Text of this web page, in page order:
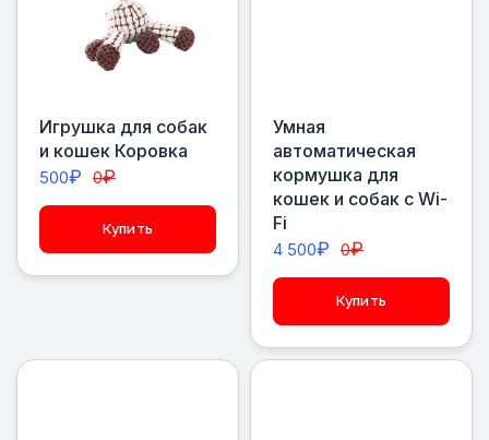
Игрушка для собак
и кошек Коровка
500₽ 0₽
Купить
Умная
автоматическая
кормушка для
кошек и собак с Wi-
Fi
4 500₽ 0₽
Купить